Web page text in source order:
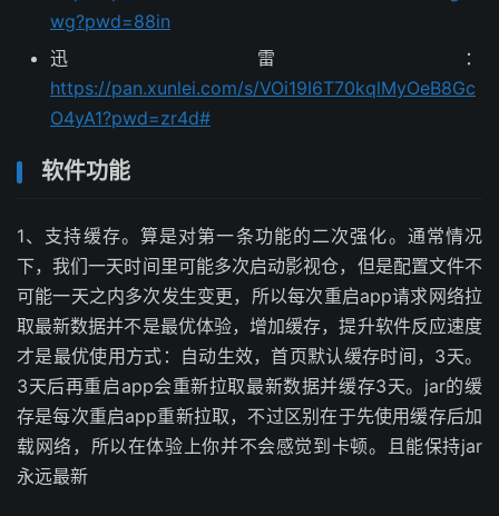
wg?pwd=88in
迅雷：
https://pan.xunlei.com/s/VOi19I6T70kqlMyOeB8Gc
O4yA1?pwd=zr4d#
软件功能
1、支持缓存。算是对第一条功能的二次强化。通常情况
下，我们一天时间里可能多次启动影视仓，但是配置文件不
可能一天之内多次发生变更，所以每次重启app请求网络拉
取最新数据并不是最优体验，增加缓存，提升软件反应速度
才是最优使用方式：自动生效，首页默认缓存时间，3天。
3天后再重启app会重新拉取最新数据并缓存3天。jar的缓
存是每次重启app重新拉取，不过区别在于先使用缓存后加
载网络，所以在体验上你并不会感觉到卡顿。且能保持jar
永远最新